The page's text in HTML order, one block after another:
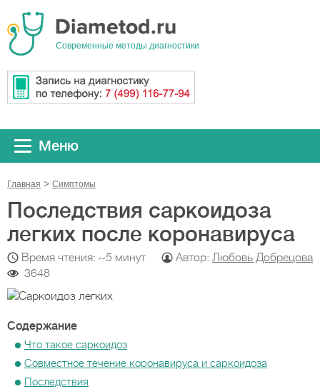
Cовременные методы диагностики
Меню
Главная Симптомы
Последствия саркоидоза
легких после коронавируса
Время чтения: ~5 минут Автор: Любовь Добрецова
3648
Содержание
Что такое саркоидоз
Совместное течение коронавируса и саркоидоза
Последствия